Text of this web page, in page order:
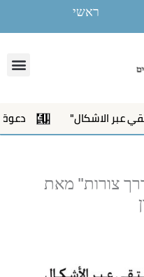
ראשי
الاشكال" دعوة
צורות" מאת